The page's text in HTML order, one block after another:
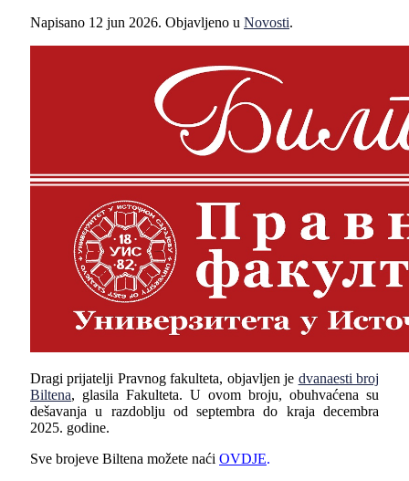
Napisano 12 jun 2026. Objavljeno u Novosti.
Dragi prijatelji Pravnog fakulteta, objavljen je dvanaesti broj
Biltena, glasila Fakulteta. U ovom broju, obuhvaćena su
dešavanja u razdoblju od septembra do kraja decembra
2025. godine.
Sve brojeve Biltena možete naći OVDJE.